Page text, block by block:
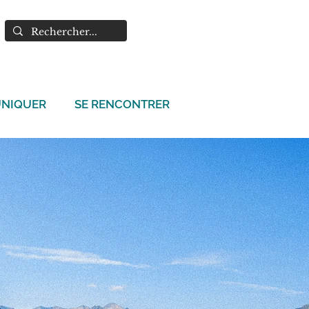
SE RENCONTRER